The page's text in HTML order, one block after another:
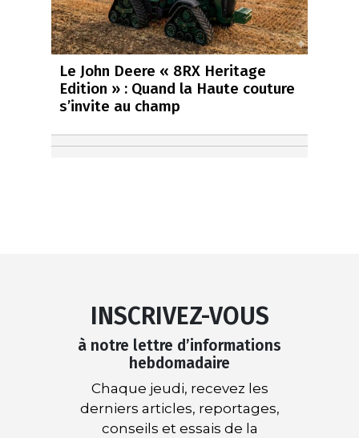
Le John Deere « 8RX Heritage
Edition » : Quand la Haute couture
s’invite au champ
INSCRIVEZ-VOUS
à notre lettre d’informations
hebdomadaire
Chaque jeudi, recevez les
derniers articles, reportages,
conseils et essais de la